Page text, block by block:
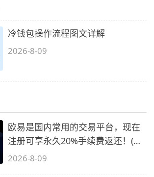
冷钱包操作流程图文详解
2026-8-09
欧易是国内常用的交易平台，现在
注册可享永久20%手续费返还！(必
备1)
2026-8-09